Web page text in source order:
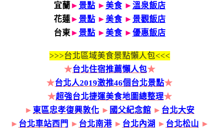
宜蘭 ► 景點 ► 美食► 溫泉飯店
花蓮► 景點 ► 美食► 景觀飯店
台東► 景點 ► 美食► 優惠飯店
>>>台北區域美食景點懶人包<<<
★台北住宿推薦懶人包★
★台北人2019激推46個台北景點★
★超強台北捷運美食地圖總整理★
► 東區忠孝復興敦化 ► 國父紀念館 ► 台北大安
► 台北車站西門 ► 台北南港 ► 台北內湖 ► 台北松山 ►